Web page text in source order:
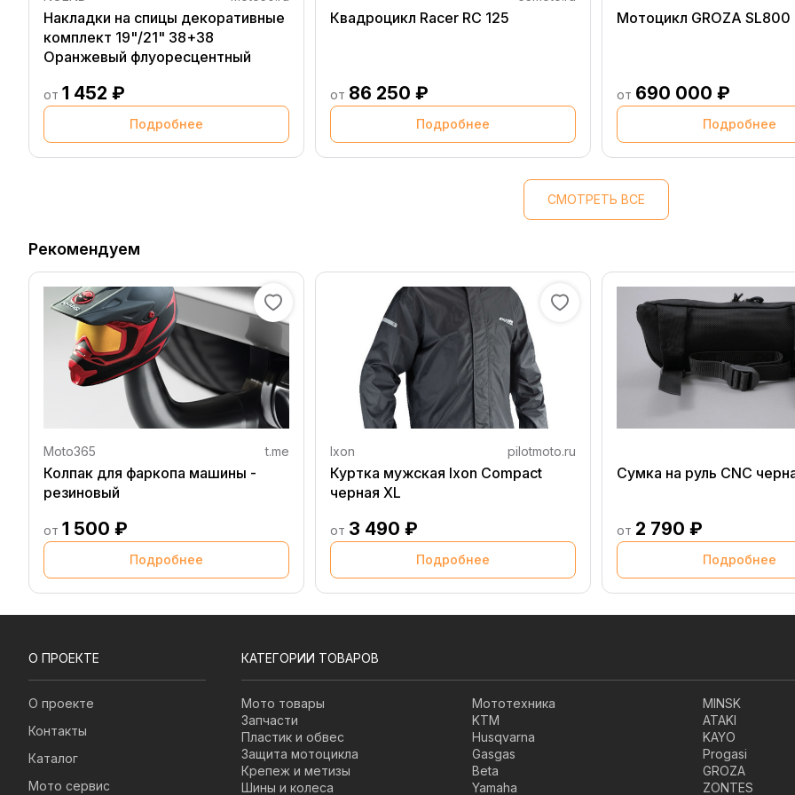
Накладки на спицы декоративные
комплект 19"/21" 38+38
Оранжевый флуоресцентный
от 1 452 ₽
Подробнее
Квадроцикл Racer RC 125
от 86 250 ₽
Подробнее
Мотоцикл GROZA
от 690 000 ₽
Подробнее
СМОТРЕТЬ ВСЕ
Рекомендуем
Moto365 t.me
Колпак для фаркопа машины -
резиновый
от 1 500 ₽
Подробнее
Ixon pilotmoto.ru
Куртка мужская Ixon Compact
черная XL
от 3 490 ₽
Подробнее
Сумка на руль CNC
от 2 790 ₽
Подробнее
О ПРОЕКТЕ
О проекте
Контакты
Каталог
Мото сервис
КАТЕГОРИИ ТОВАРОВ
Мото товары
Запчасти
Пластик и обвес
Защита мотоцикла
Крепеж и метизы
Шины и колеса
Мототехника
KTM
Husqvarna
Gasgas
Beta
Yamaha
MINSK
ATAKI
KAYO
Progasi
GROZA
ZONTES